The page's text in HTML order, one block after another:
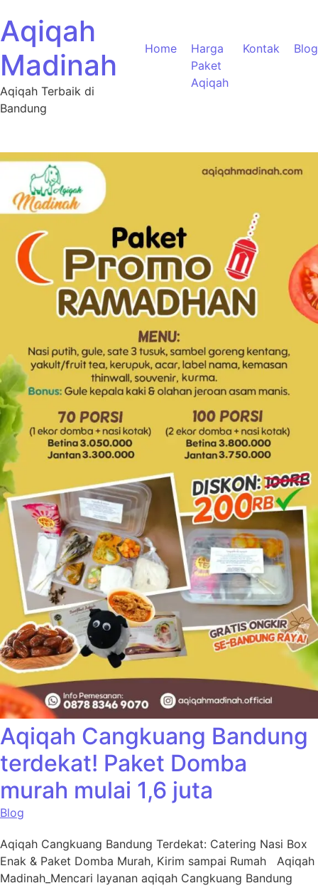
Aqiqah
Madinah
Aqiqah Terbaik di
Bandung
Home
Harga
Paket
Aqiqah
Kontak Blog
Aqiqah Cangkuang Bandung
terdekat! Paket Domba
murah mulai 1,6 juta
Blog
Aqiqah Cangkuang Bandung Terdekat: Catering Nasi Box
Enak & Paket Domba Murah, Kirim sampai Rumah Aqiqah
Madinah_Mencari layanan aqiqah Cangkuang Bandung